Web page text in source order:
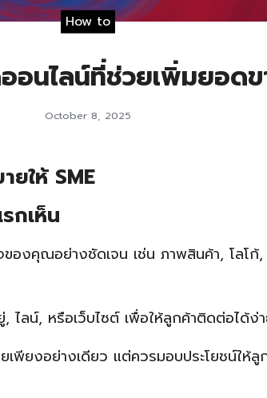
How to
อนไลน์ที่ช่วยเพิ่มยอดข
October 8, 2025
ให้ SME
กเห็น
องคุณอย่างชัดเจน เช่น ภาพสินค้า, โลโก้
ไลน์, หรือเว็บไซต์ เพื่อให้ลูกค้าติดต่อได้ง่
พียงอย่างเดียว แต่ควรมอบประโยชน์ให้ลู